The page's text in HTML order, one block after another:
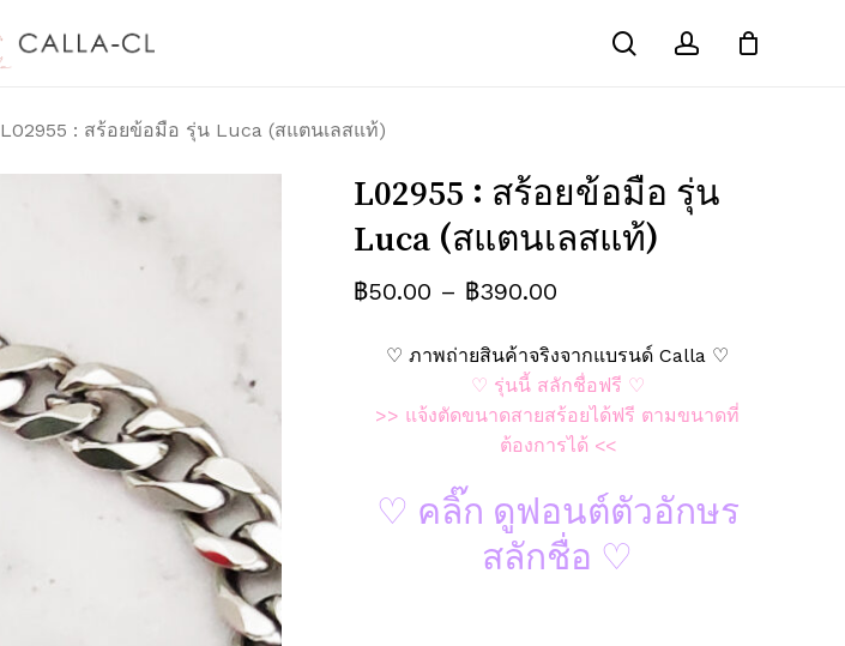
searchaccount
L02955 : สร้อยข้อมือ รุ่น Luca (สแตนเลสแท้)
L02955 : สร้อยข้อมือ รุ่น
Luca (สแตนเลสแท้)
฿50.00 – ฿390.00
฿50.00
through
฿390.00
♡ ภาพถ่ายสินค้าจริงจากแบรนด์ Calla ♡
♡ รุ่นนี้ สลักชื่อฟรี ♡
>> แจ้งตัดขนาดสายสร้อยได้ฟรี ตามขนาดที่
ต้องการได้ <<
♡ คลิ๊ก ดูฟอนต์ตัวอักษร
สลักชื่อ ♡
มาเป็นคนแรกที่วิจารณ์ “L02955 : สร้อยข้อมือ รุ่น Luca
การให้คะแนนของคุณ
อีเมล*
บันทึกชื่อ, อีเมล และชื่อเว็บไซต์ของฉันบนเบราว์เซอร์นี้ สำหรับการแสดงความเห็นครั้งถัดไป